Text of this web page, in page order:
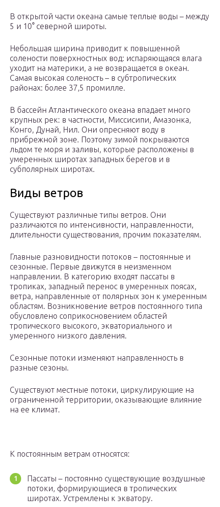
В открытой части океана самые теплые воды – между
5 и 10° северной широты.
Небольшая ширина приводит к повышенной
солености поверхностных вод: испаряющаяся влага
уходит на материки, а не возвращается в океан.
Самая высокая соленость – в субтропических
районах: более 37,5 промилле.
В бассейн Атлантического океана впадает много
крупных рек: в частности, Миссисипи, Амазонка,
Конго, Дунай, Нил. Они опресняют воду в
прибрежной зоне. Поэтому зимой покрываются
льдом те моря и заливы, которые расположены в
умеренных широтах западных берегов и в
субполярных широтах.
Виды ветров
Существуют различные типы ветров. Они
различаются по интенсивности, направленности,
длительности существования, прочим показателям.
Главные разновидности потоков – постоянные и
сезонные. Первые движутся в неизменном
направлении. В категорию входят пассаты в
тропиках, западный перенос в умеренных поясах,
ветра, направленные от полярных зон к умеренным
областям. Возникновение ветров постоянного типа
обусловлено соприкосновением областей
тропического высокого, экваториального и
умеренного низкого давления.
Сезонные потоки изменяют направленность в
разные сезоны.
Существуют местные потоки, циркулирующие на
ограниченной территории, оказывающие влияние
на ее климат.
К постоянным ветрам относятся:
Пассаты – постоянно существующие воздушные
потоки, формирующиеся в тропических
широтах. Устремлены к экватору.